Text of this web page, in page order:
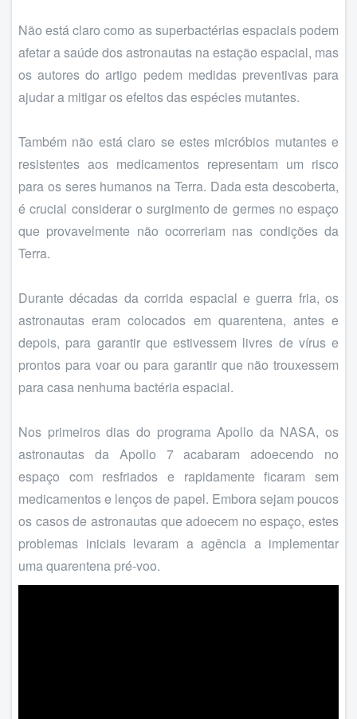
Não está claro como as superbactérias espaciais podem
afetar a saúde dos astronautas na estação espacial, mas
os autores do artigo pedem medidas preventivas para
ajudar a mitigar os efeitos das espécies mutantes.
Também não está claro se estes micróbios mutantes e
resistentes aos medicamentos representam um risco
para os seres humanos na Terra. Dada esta descoberta,
é crucial considerar o surgimento de germes no espaço
que provavelmente não ocorreriam nas condições da
Terra.
Durante décadas da corrida espacial e guerra fria, os
astronautas eram colocados em quarentena, antes e
depois, para garantir que estivessem livres de vírus e
prontos para voar ou para garantir que não trouxessem
para casa nenhuma bactéria espacial.
Nos primeiros dias do programa Apollo da NASA, os
astronautas da Apollo 7 acabaram adoecendo no
espaço com resfriados e rapidamente ficaram sem
medicamentos e lenços de papel. Embora sejam poucos
os casos de astronautas que adoecem no espaço, estes
problemas iniciais levaram a agência a implementar
uma quarentena pré-voo.